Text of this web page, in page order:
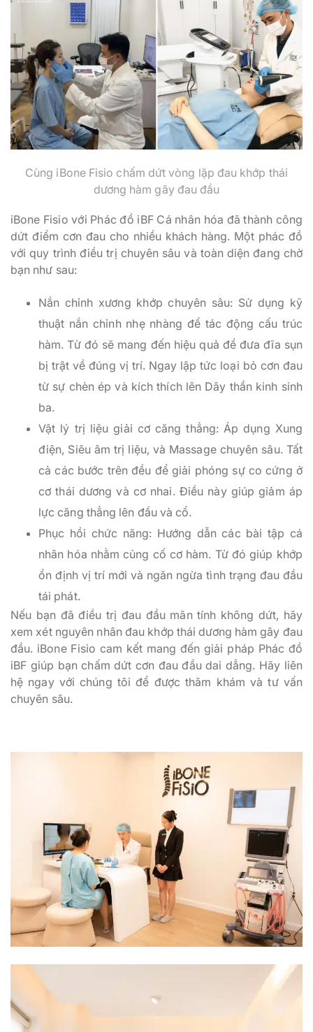
Cùng iBone Fisio chấm dứt vòng lặp đau khớp thái
dương hàm gây đau đầu
iBone Fisio với Phác đồ iBF Cá nhân hóa đã thành công
dứt điểm cơn đau cho nhiều khách hàng. Một phác đồ
với quy trình điều trị chuyên sâu và toàn diện đang chờ
bạn như sau:
Nắn chỉnh xương khớp chuyên sâu: Sử dụng kỹ
thuật nắn chỉnh nhẹ nhàng để tác động cấu trúc
hàm. Từ đó sẽ mang đến hiệu quả để đưa đĩa sụn
bị trật về đúng vị trí. Ngay lập tức loại bỏ cơn đau
từ sự chèn ép và kích thích lên Dây thần kinh sinh
ba.
Vật lý trị liệu giải cơ căng thẳng: Áp dụng Xung
điện, Siêu âm trị liệu, và Massage chuyên sâu. Tất
cả các bước trên đều để giải phóng sự co cứng ở
cơ thái dương và cơ nhai. Điều này giúp giảm áp
lực căng thẳng lên đầu và cổ.
Phục hồi chức năng: Hướng dẫn các bài tập cá
nhân hóa nhằm củng cố cơ hàm. Từ đó giúp khớp
ổn định vị trí mới và ngăn ngừa tình trạng đau đầu
tái phát.
Nếu bạn đã điều trị đau đầu mãn tính không dứt, hãy
xem xét nguyên nhân đau khớp thái dương hàm gây đau
đầu. iBone Fisio cam kết mang đến giải pháp Phác đồ
iBF giúp bạn chấm dứt cơn đau đầu dai dẳng. Hãy liên
hệ ngay với chúng tôi để được thăm khám và tư vấn
chuyên sâu.